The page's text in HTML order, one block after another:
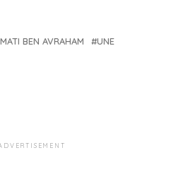
MATI BEN AVRAHAM UNE